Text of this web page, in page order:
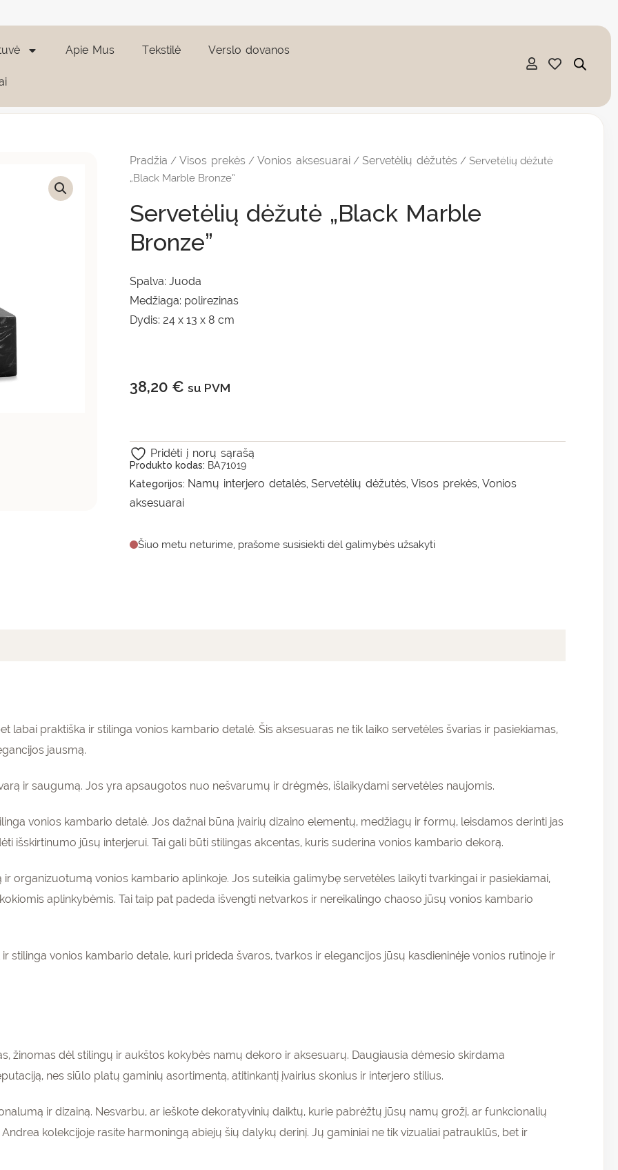
Apie Mus Tekstilė Verslo dovanos
Pradžia /Visos prekės /Vonios aksesuarai /Servetėlių dėžutės / Servetėlių dėžutė
„Black Marble Bronze”
Servetėlių dėžutė „Black Marble
Bronze”
Spalva: Juoda
Medžiaga: polirezinas
Dydis: 24 x 13 x 8 cm
38,20 € su PVM
Produkto kodas: BA71019
Kategorijos: Namų interjero detalės,Servetėlių dėžutės,Visos prekės,Vonios
aksesuarai
Šiuo metu neturime, prašome susisiekti dėl galimybės užsakyti
Pridėti į norų sąrašą
labai praktiška ir stilinga vonios kambario detalė. Šis aksesuaras ne tik laiko servetėles švarias ir pasiekiamas,
jausmą.
ir saugumą. Jos yra apsaugotos nuo nešvarumų ir drėgmės, išlaikydami servetėles naujomis.
vonios kambario detalė. Jos dažnai būna įvairių dizaino elementų, medžiagų ir formų, leisdamos derinti jas
išskirtinumo jūsų interjerui. Tai gali būti stilingas akcentas, kuris suderina vonios kambario dekorą.
organizuotumą vonios kambario aplinkoje. Jos suteikia galimybę servetėles laikyti tvarkingai ir pasiekiamai,
aplinkybėmis. Tai taip pat padeda išvengti netvarkos ir nereikalingo chaoso jūsų vonios kambario
stilinga vonios kambario detale, kuri prideda švaros, tvarkos ir elegancijos jūsų kasdieninėje vonios rutinoje ir
žinomas dėl stilingų ir aukštos kokybės namų dekoro ir aksesuarų. Daugiausia dėmesio skirdama
nes siūlo platų gaminių asortimentą, atitinkantį įvairius skonius ir interjero stilius.
ir dizainą. Nesvarbu, ar ieškote dekoratyvinių daiktų, kurie pabrėžtų jūsų namų grožį, ar funkcionalių
kolekcijoje rasite harmoningą abiejų šių dalykų derinį. Jų gaminiai ne tik vizualiai patrauklūs, bet ir